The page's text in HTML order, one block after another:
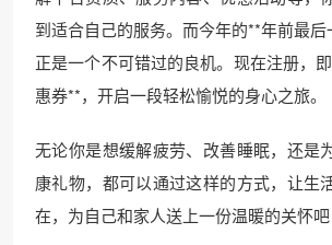
到适合自己的服务。而今年的**年前最后
正是一个不可错过的良机。现在注册，
惠券**，开启一段轻松愉悦的身心之旅。
无论你是想缓解疲劳、改善睡眠，还是
康礼物，都可以通过这样的方式，让生
在，为自己和家人送上一份温暖的关怀吧